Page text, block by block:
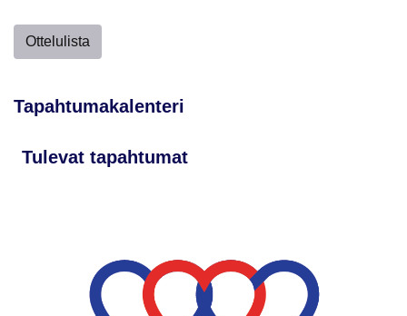
Ottelulista
Tapahtumakalenteri
Tulevat tapahtumat